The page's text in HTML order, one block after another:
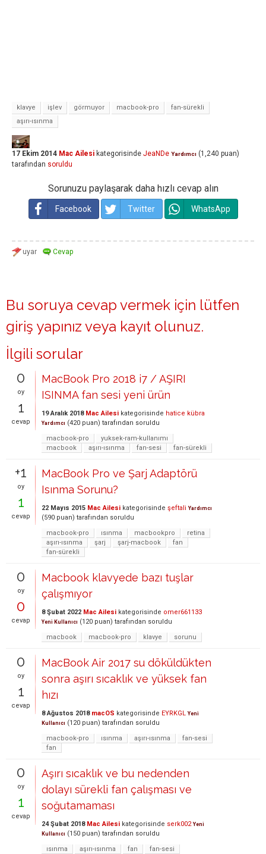
klavye işlev görmuyor macbook-pro
fan-sürekli
aşırı-ısınma
17 Ekim 2014 Mac Ailesi kategorisinde JeaNDe Yardımcı (1,240 puan)
tarafından soruldu
Sorunuzu paylaşarak daha hızlı cevap alın
Facebook Twitter WhatsApp
Bu soruya cevap vermek için lütfen
giriş yapınız veya kayıt olunuz.
İlgili sorular
0
oy
1
cevap
MacBook Pro 2018 i7 / AŞIRI
ISINMA fan sesi yeni ürün
19 Aralık 2018 Mac Ailesi kategorisinde hatice kübra
Yardımcı (420 puan) tarafından soruldu
macbook-pro
yuksek-ram-kullanımı
macbook
aşırı-ısınma fan-sesi fan-sürekli
+1
oy
1
cevap
MacBook Pro ve Şarj Adaptörü
Isınma Sorunu?
22 Mayıs 2015 Mac Ailesi kategorisinde şeftali Yardımcı
(590 puan) tarafından soruldu
macbook-pro
ısınma macbookpro
retina
aşırı-ısınma
şarj şarj-macbook
fan
fan-sürekli
0
oy
0
cevap
Macbook klavyede bazı tuşlar
çalışmıyor
8 Şubat 2022 Mac Ailesi kategorisinde omer661133
Yeni Kullanıcı (120 puan) tarafından soruldu
macbook
macbook-pro klavye sorunu
0
oy
1
cevap
MacBook Air 2017 su döküldükten
sonra aşırı sıcaklık ve yüksek fan
hızı
8 Ağustos 2018 macOS kategorisinde EYRKGL Yeni
Kullanıcı (120 puan) tarafından soruldu
macbook-pro
ısınma aşırı-ısınma
fan-sesi
fan
0
oy
1
cevap
Aşırı sıcaklık ve bu nedenden
dolayı sürekli fan çalışması ve
soğutamaması
24 Şubat 2018 Mac Ailesi kategorisinde serk002 Yeni
Kullanıcı (150 puan) tarafından soruldu
ısınma
aşırı-ısınma fan
fan-sesi